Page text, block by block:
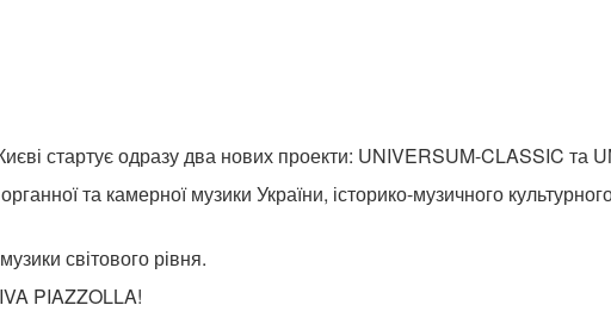
стартує одразу два нових проекти: UNIVERSUM-CLASSIC та
та камерної музики України, історико-музичного
світового рівня.
PIAZZOLLA!